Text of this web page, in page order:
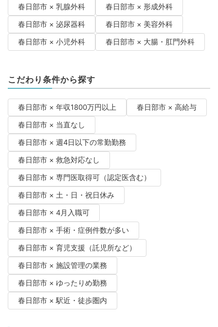
春日部市 × 乳腺外科
春日部市 × 形成外科
春日部市 × 泌尿器科
春日部市 × 美容外科
春日部市 × 小児外科
春日部市 × 大腸・肛門外科
こだわり条件から探す
春日部市 × 年収1800万円以上
春日部市 × 高給与
春日部市 × 当直なし
春日部市 × 週4日以下の常勤勤務
春日部市 × 救急対応なし
春日部市 × 専門医取得可（認定医含む）
春日部市 × 土・日・祝日休み
春日部市 × 4月入職可
春日部市 × 手術・症例件数が多い
春日部市 × 育児支援（託児所など）
春日部市 × 施設管理の業務
春日部市 × ゆったりめ勤務
春日部市 × 駅近・徒歩圏内